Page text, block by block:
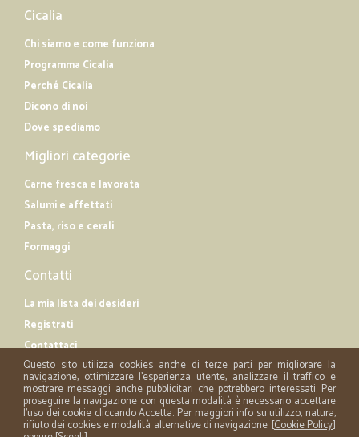
Cicalia
Chi siamo e come funziona
Programma Cicalia
Perché Cicalia
Dicono di noi
Dove spediamo
Migliori categorie
Carne fresca e lavorata
Salumi e affettati
Pasta, riso e cerali
Formaggi
Contatti
La mia lista dei desideri
Registrati
Contattaci
Questo sito utilizza cookies anche di terze parti per migliorare la
navigazione, ottimizzare l'esperienza utente, analizzare il traffico e
mostrare messaggi anche pubblicitari che potrebbero interessati. Per
proseguire la navigazione con questa modalità è necessario accettare
l'uso dei cookie cliccando Accetta. Per maggiori info su utilizzo, natura,
rifiuto dei cookies e modalità alternative di navigazione: [Cookie Policy]